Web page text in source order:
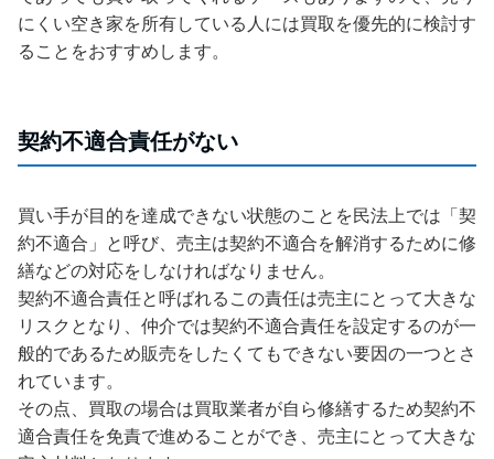
にくい空き家を所有している人には買取を優先的に検討す
ることをおすすめします。
契約不適合責任がない
買い手が目的を達成できない状態のことを民法上では「契
約不適合」と呼び、売主は契約不適合を解消するために修
繕などの対応をしなければなりません。
契約不適合責任と呼ばれるこの責任は売主にとって大きな
リスクとなり、仲介では契約不適合責任を設定するのが一
般的であるため販売をしたくてもできない要因の一つとさ
れています。
その点、買取の場合は買取業者が自ら修繕するため契約不
適合責任を免責で進めることができ、売主にとって大きな